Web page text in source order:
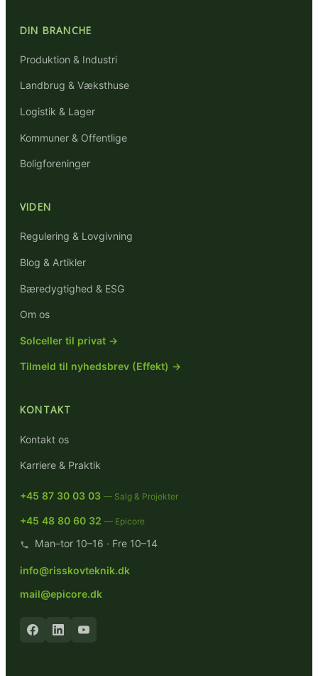
DIN BRANCHE
Produktion & Industri
Landbrug & Væksthuse
Logistik & Lager
Kommuner & Offentlige
Boligforeninger
VIDEN
Regulering & Lovgivning
Blog & Artikler
Bæredygtighed & ESG
Om os
Solceller til privat →
Tilmeld til nyhedsbrev (Effekt) →
KONTAKT
Kontakt os
Karriere & Praktik
+45 87 30 03 03 — Salg & Projekter
+45 48 80 60 32 — Epicore
Man–tor 10–16 · Fre 10–14
info@risskovteknik.dk
mail@epicore.dk